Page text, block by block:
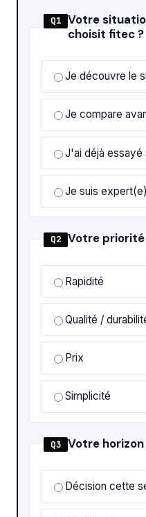
Q1 Votre
choisit fitec ?
Je découvre le
Je compare
J'ai déjà essayé
Je suis expert(e)
Q2 Votre priorité
Rapidité
Qualité /
Prix
Simplicité
Q3 Votre horizon
Décision cette